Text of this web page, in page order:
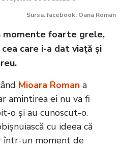
Sursa: facebook: Oana Roman
momente foarte grele,
care i-a dat viață și
Mioara Roman a
amintirea ei nu va fi
o și au cunoscut-o.
cu ideea că
într-un moment de